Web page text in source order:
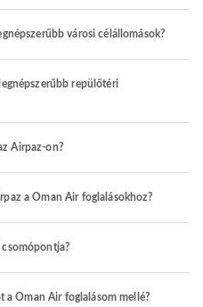
városi célállomások?
repülőtéri
Airpaz-on?
a Oman Air foglalásokhoz?
a Oman Air foglalásom mellé?